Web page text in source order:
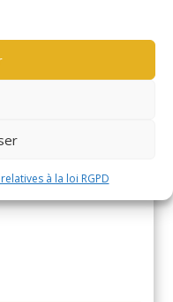
à la loi RGPD